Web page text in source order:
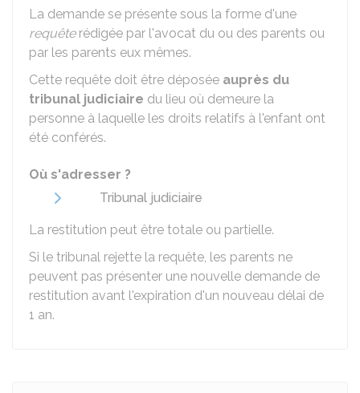
La demande se présente sous la forme d'une
requêterédigée par l'avocat du ou des parents ou
par les parents eux mêmes.
Cette requête doit être déposée auprès du
tribunal judiciaire du lieu où demeure la
personne à laquelle les droits relatifs à l'enfant ont
été conférés.
Où s'adresser ?
Tribunal judiciaire
La restitution peut être totale ou partielle.
Si le tribunal rejette la requête, les parents ne
peuvent pas présenter une nouvelle demande de
restitution avant l'expiration d'un nouveau délai de
1 an.